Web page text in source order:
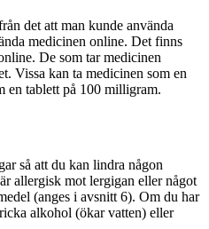
det att man kunde använda
medicinen online. Det finns
De som tar medicinen
Vissa kan ta medicinen som en
en tablett på 100 milligram.
så att du kan lindra någon
allergisk mot lergigan eller något
(anges i avsnitt 6). Om du har
alkohol (ökar vatten) eller